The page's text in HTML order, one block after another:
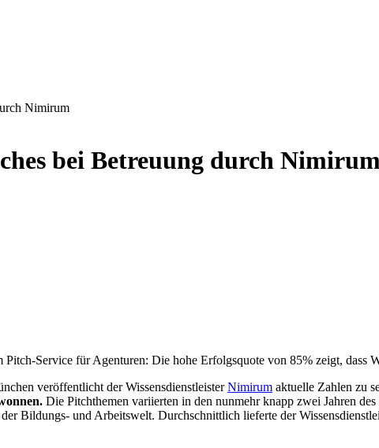
Nimirum
bei Betreuung durch
Service für Agenturen: Die hohe Erfolgsquote von 85% zeigt, dass
veröffentlicht der WissensdienstleisterNimirum aktuelle Zahlen zu
Die Pitchthemen variierten in den nunmehr knapp zwei Jahren
Bildungs- und Arbeitswelt. Durchschnittlich lieferte der